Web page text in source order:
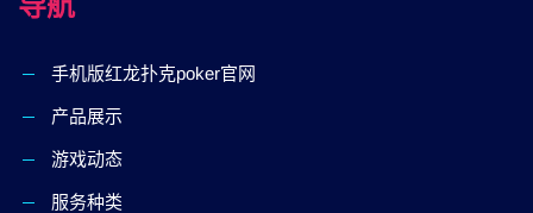
手机版红龙扑克poker官网
产品展示
游戏动态
服务种类